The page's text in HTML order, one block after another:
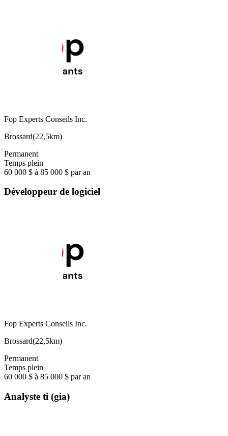
Fop Experts Conseils Inc.
Brossard(22,5km)
Permanent
Temps plein
60 000 $ à 85 000 $ par an
Développeur de logiciel
Fop Experts Conseils Inc.
Brossard(22,5km)
Permanent
Temps plein
60 000 $ à 85 000 $ par an
Analyste ti (gia)